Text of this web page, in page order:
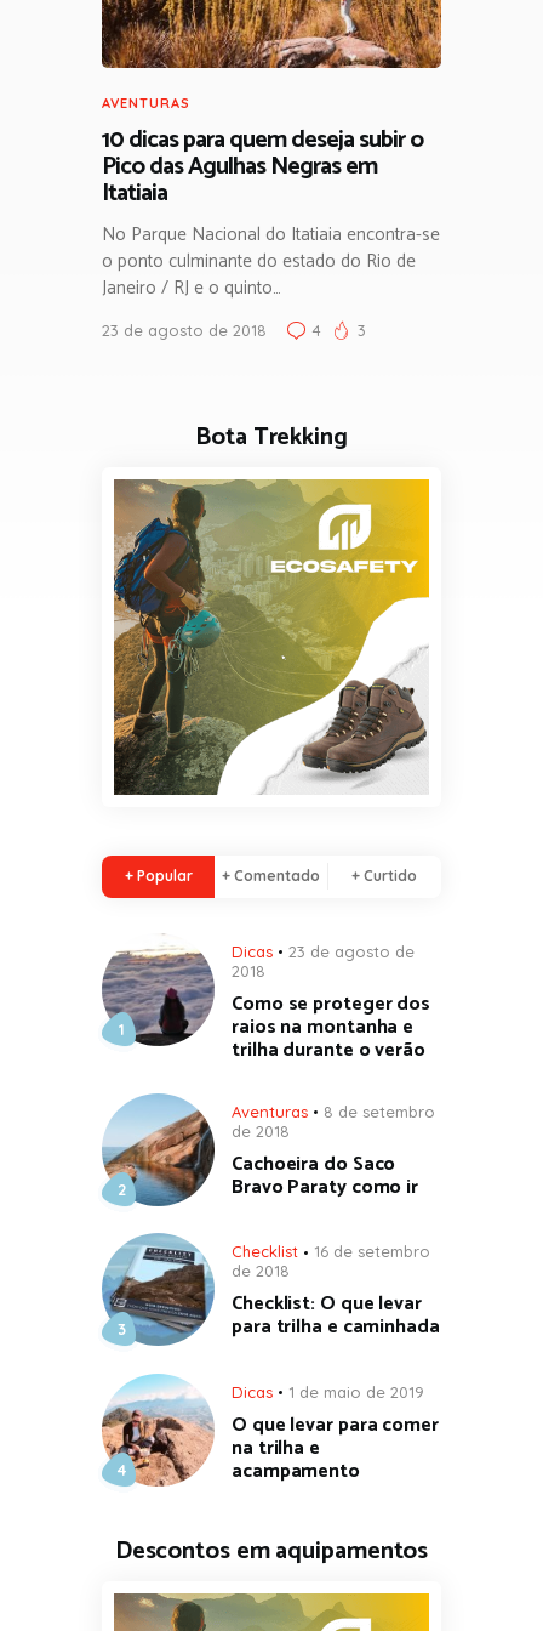
AVENTURAS
10 dicas para quem deseja subir o
Pico das Agulhas Negras em
Itatiaia
No Parque Nacional do Itatiaia encontra-se
o ponto culminante do estado do Rio de
Janeiro / RJ e o quinto…
23 de agosto de 2018 4 3
Bota Trekking
+ Popular + Comentado + Curtido
Dicas
23 de agosto de
2018
Como se proteger dos
raios na montanha e
trilha durante o verão
Aventuras
8 de setembro
de 2018
Cachoeira do Saco
Bravo Paraty como ir
Checklist
16 de setembro
de 2018
Checklist: O que levar
para trilha e caminhada
Dicas 1 de maio de 2019
O que levar para comer
na trilha e
acampamento
Descontos em aquipamentos